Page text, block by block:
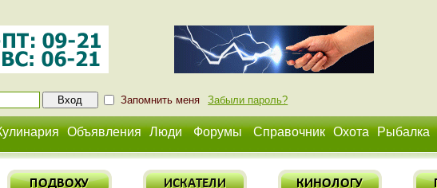
Запомнить меня Забыли пароль?
Объявления Люди Форумы Справочник Охота Рыбалка